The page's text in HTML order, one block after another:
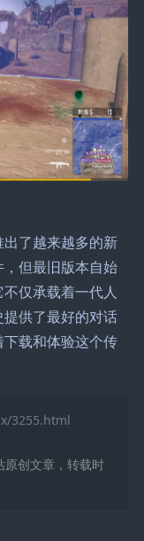
了越来越多的新
但最旧版本自始
仅承载着一代人
供了最好的对话
载和体验这个传
3255.html
原创文章，转载时